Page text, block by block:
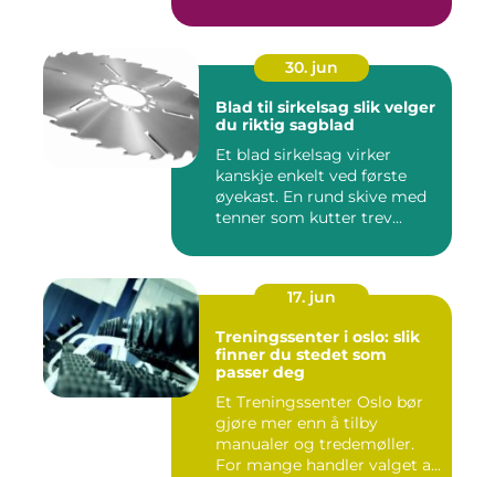
30. jun
Blad til sirkelsag slik velger
du riktig sagblad
Et blad sirkelsag virker
kanskje enkelt ved første
øyekast. En rund skive med
tenner som kutter trev...
17. jun
Treningssenter i oslo: slik
finner du stedet som
passer deg
Et Treningssenter Oslo bør
gjøre mer enn å tilby
manualer og tredemøller.
For mange handler valget a...